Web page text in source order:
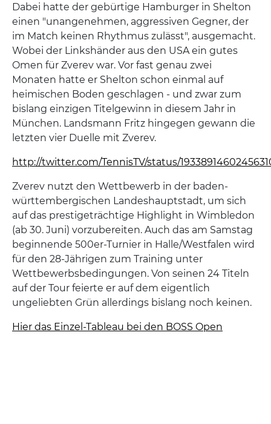
Dabei hatte der gebürtige Hamburger in Shelton
einen "unangenehmen, aggressiven Gegner, der
im Match keinen Rhythmus zulässt", ausgemacht.
Wobei der Linkshänder aus den USA ein gutes
Omen für Zverev war. Vor fast genau zwei
Monaten hatte er Shelton schon einmal auf
heimischen Boden geschlagen - und zwar zum
bislang einzigen Titelgewinn in diesem Jahr in
München. Landsmann Fritz hingegen gewann die
letzten vier Duelle mit Zverev.
http://twitter.com/TennisTV/status/
Zverev nutzt den Wettbewerb in der baden-
württembergischen Landeshauptstadt, um sich
auf das prestigeträchtige Highlight in Wimbledon
(ab 30. Juni) vorzubereiten. Auch das am Samstag
beginnende 500er-Turnier in Halle/Westfalen wird
für den 28-Jährigen zum Training unter
Wettbewerbsbedingungen. Von seinen 24 Titeln
auf der Tour feierte er auf dem eigentlich
ungeliebten Grün allerdings bislang noch keinen.
Hier das Einzel-Tableau bei den BOSS Open